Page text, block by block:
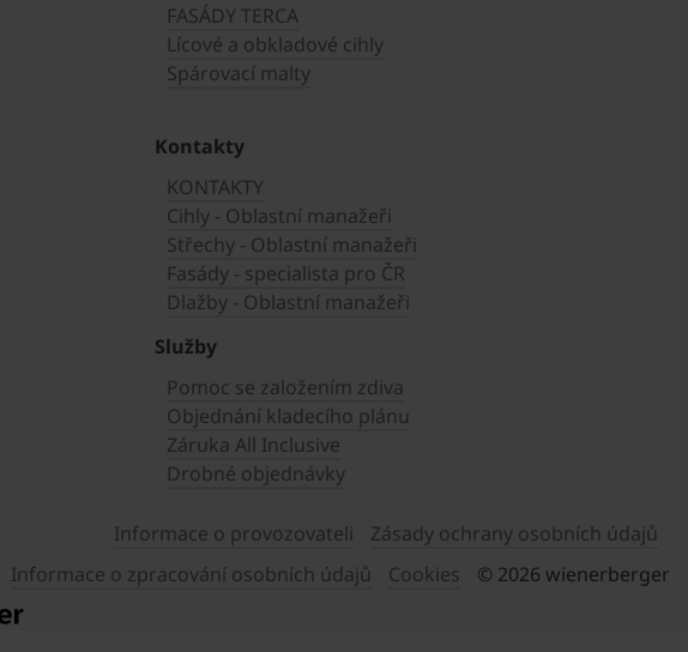
FASÁDY TERCA
Lícové a obkladové cihly
Spárovací malty
Kontakty
KONTAKTY
Cihly - Oblastní manažeři
Střechy - Oblastní manažeři
Fasády - specialista pro ČR
Dlažby - Oblastní manažeři
Služby
Pomoc se založením zdiva
Objednání kladecího plánu
Záruka All Inclusive
Drobné objednávky
Informace o provozovateli
Zásady ochrany osobních údajů
Informace o zpracování osobních údajů
Cookies © 2026 wienerberger